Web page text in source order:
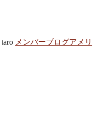
taro メンバーブログアメリ